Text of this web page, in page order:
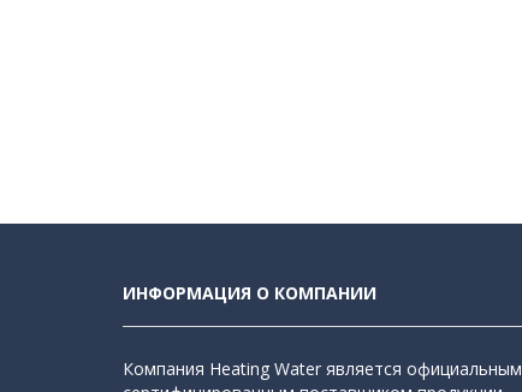
ИНФОРМАЦИЯ О КОМПАНИИ
Компания Heating Water является официальным